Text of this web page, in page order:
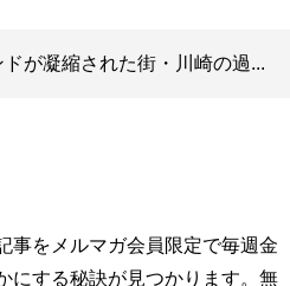
が凝縮された街・川崎の過...
事をメルマガ会員限定で毎週金
にする秘訣が見つかります。無